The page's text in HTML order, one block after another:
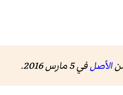
الأصلفي 5 مارس 2016.